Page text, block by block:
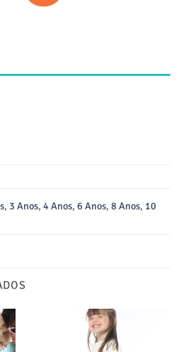
, 3 Anos,4 Anos,6 Anos,8 Anos, 10